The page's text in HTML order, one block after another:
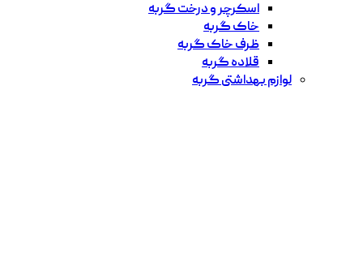
اسکرچر و درخت گربه
خاک گربه
ظرف خاک گربه
قلاده گربه
لوازم بهداشتی گربه